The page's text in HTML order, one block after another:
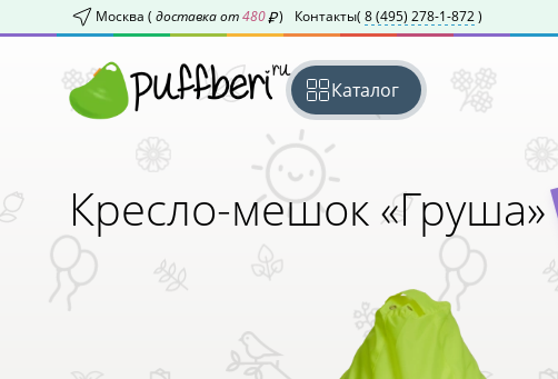
Москва ( доставка от480 ) Контакты( 8 (495) 278-1-872)
Каталог
Кресло-мешок «Груша»